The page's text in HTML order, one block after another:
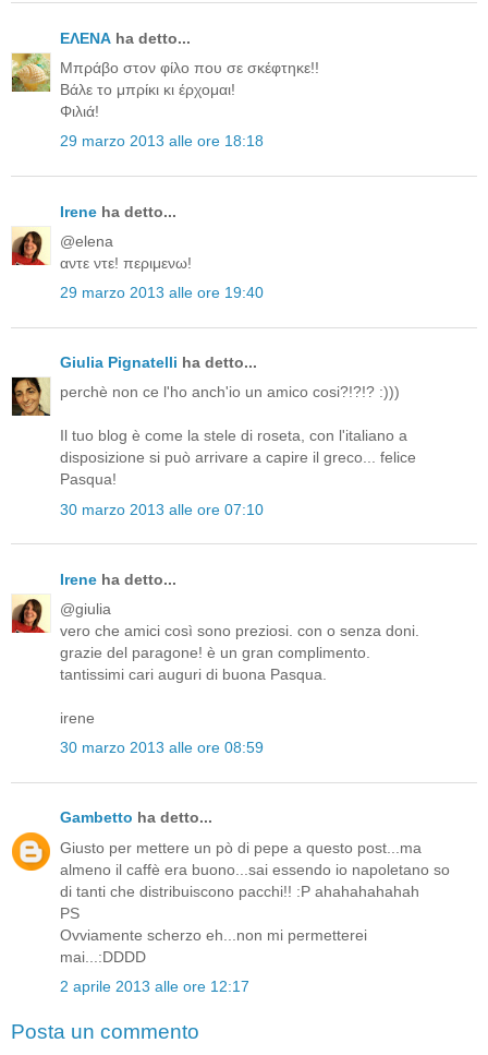
ΕΛΕΝΑ ha detto...
Mπράβο στον φίλο που σε σκέφτηκε!!
Βάλε το μπρίκι κι έρχομαι!
Φιλιά!
29 marzo 2013 alle ore 18:18
Irene ha detto...
@elena
αντε ντε! περιμενω!
29 marzo 2013 alle ore 19:40
Giulia Pignatelli ha detto...
perchè non ce l'ho anch'io un amico cosi?!?!? :)))
Il tuo blog è come la stele di roseta, con l'italiano a
disposizione si può arrivare a capire il greco... felice
Pasqua!
30 marzo 2013 alle ore 07:10
Irene ha detto...
@giulia
vero che amici così sono preziosi. con o senza doni.
grazie del paragone! è un gran complimento.
tantissimi cari auguri di buona Pasqua.
irene
30 marzo 2013 alle ore 08:59
Gambetto ha detto...
Giusto per mettere un pò di pepe a questo post...ma
almeno il caffè era buono...sai essendo io napoletano so
di tanti che distribuiscono pacchi!! :P ahahahahahah
PS
Ovviamente scherzo eh...non mi permetterei
mai...:DDDD
2 aprile 2013 alle ore 12:17
Posta un commento